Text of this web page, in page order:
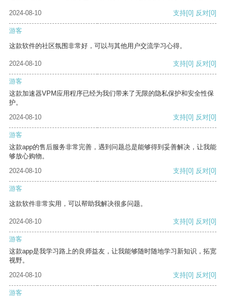
2024-08-10 支持[0] 反对[0]
游客
这款软件的社区氛围非常好，可以与其他用户交流学习心得。
2024-08-10 支持[0] 反对[0]
游客
这款加速器VPM应用程序已经为我们带来了无限的隐私保护和安全性保
护。
2024-08-10
支持[0] 反对[0]
游客
这款app的售后服务非常完善，遇到问题总是能够得到妥善解决，让我能
够放心购物。
2024-08-10
支持[0] 反对[0]
游客
这款软件非常实用，可以帮助我解决很多问题。
2024-08-10 支持[0] 反对[0]
游客
这款app是我学习路上的良师益友，让我能够随时随地学习新知识，拓宽
视野。
2024-08-10
支持[0] 反对[0]
游客